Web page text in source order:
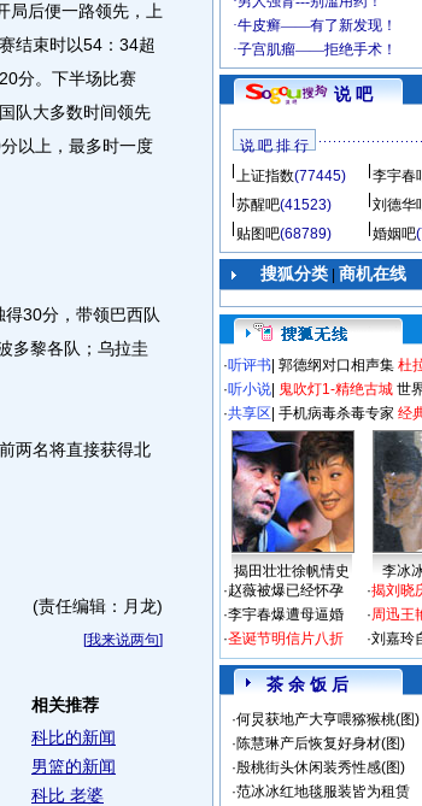
局后便一路领先，上
结束时以54：34超
分。下半场比赛
队大多数时间领先
以上，最多时一度
30分，带领巴西队
多黎各队；乌拉圭
两名将直接获得北
(责任编辑：月龙)
[我来说两句]
相关推荐
科比的新闻
男篮的新闻
科比 老婆
说 吧
说 吧 排 行
上证指数(77445) 李宇春
苏醒吧(41523) 刘德华
贴图吧(68789) 婚姻吧
搜狐分类| 商机在线
·听评书 郭德纲对口相声集 杜
·听小说 鬼吹灯1-精绝古城 世
·共享区 手机病毒杀毒专家 经
揭田壮壮徐帆情史 李冰
·赵薇被爆已经怀孕
·李宇春爆遭母逼婚
·圣诞节明信片八折
·揭刘晓
·周迅王
·刘嘉玲
茶 余 饭 后
·何炅获地产大亨喂猕猴桃(图)
·陈慧琳产后恢复好身材(图)
·殷桃街头休闲装秀性感(图)
·范冰冰红地毯服装皆为租赁